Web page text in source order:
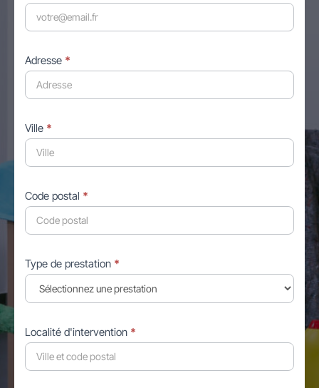
Adresse *
Ville *
Code postal *
Type de prestation *
Localité d'intervention *